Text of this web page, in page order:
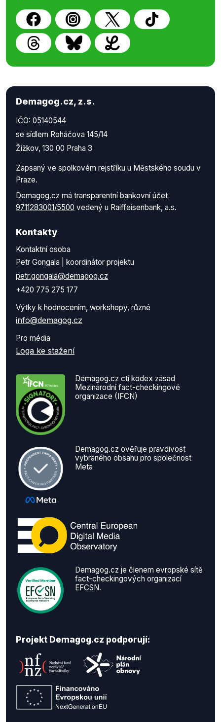
Demagog.cz, z.s.
IČO: 05140544
se sídlem Roháčova 145/14
Žižkov, 130 00 Praha 3
Zapsaný ve spolkovém rejstříku u Městského soudu v
Praze.
Demagog.cz má transparentní bankovní účet
9711283001/5500 vedený u Raiffeisenbank, a.s.
Kontakty
Kontaktní osoba
Petr Gongala | koordinátor projektu
petr.gongala@demagog.cz
+420 775 275 177
Výtky k hodnocením, workshopy, různé
info@demagog.cz
Pro média
Loga ke stažení
Demagog.cz ctí kodex zásad
Mezinárodní fact-checkingové
organizace (IFCN)
Demagog.cz ověřuje pravdivost
vybraného obsahu pro společnost
Meta
Demagog.cz je členem evropské sítě
fact-checkingových organizací
EFCSN.
Projekt Demagog.cz podporují: